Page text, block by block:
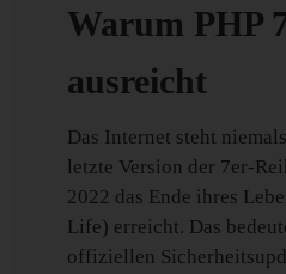
Warum PHP
ausreicht
Das Internet steht
letzte Version der 7er-
2022 das Ende ihres
Life) erreicht. Das
offiziellen